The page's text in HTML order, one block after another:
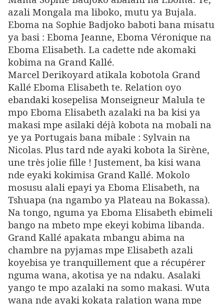
azali Mongala ma liboko, mutu ya Bujala.
Eboma na Sophie Badjoko baboti bana misatu
ya basi : Eboma Jeanne, Eboma Véronique na
Eboma Elisabeth. La cadette nde akomaki
kobima na Grand Kallé.
Marcel Derikoyard atikala kobotola Grand
Kallé Eboma Elisabeth te. Relation oyo
ebandaki kosepelisa Monseigneur Malula te
mpo Eboma Elisabeth azalaki na ba kisi ya
makasi mpe asilaki déjà kobota na mobali na
ye ya Portugais bana mibale : Sylvain na
Nicolas. Plus tard nde ayaki kobota la Sirène,
une très jolie fille ! Justement, ba kisi wana
nde eyaki kokimisa Grand Kallé. Mokolo
mosusu alali epayi ya Eboma Elisabeth, na
Tshuapa (na ngambo ya Plateau na Bokassa).
Na tongo, nguma ya Eboma Elisabeth ebimeli
bango na mbeto mpe ekeyi kobima libanda.
Grand Kallé apakata mbangu abima na
chambre na pyjamas mpe Elisabeth azali
koyebisa ye tranquillement que a récupérer
nguma wana, akotisa ye na ndaku. Asalaki
yango te mpo azalaki na somo makasi. Wuta
wana nde ayaki kokata ralation wana mpe